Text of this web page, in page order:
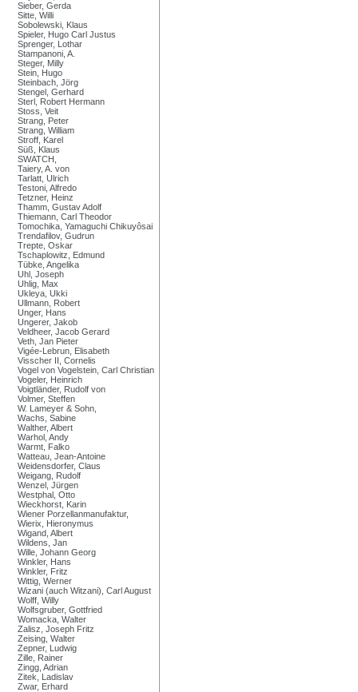
Sieber, Gerda
Sitte, Willi
Sobolewski, Klaus
Spieler, Hugo Carl Justus
Sprenger, Lothar
Stampanoni, A.
Steger, Milly
Stein, Hugo
Steinbach, Jörg
Stengel, Gerhard
Sterl, Robert Hermann
Stoss, Veit
Strang, Peter
Strang, William
Stroff, Karel
Süß, Klaus
SWATCH,
Taiery, A. von
Tarlatt, Ulrich
Testoni, Alfredo
Tetzner, Heinz
Thamm, Gustav Adolf
Thiemann, Carl Theodor
Tomochika, Yamaguchi Chikuyôsai
Trendafilov, Gudrun
Trepte, Oskar
Tschaplowitz, Edmund
Tübke, Angelika
Uhl, Joseph
Uhlig, Max
Ukleya, Ukki
Ullmann, Robert
Unger, Hans
Ungerer, Jakob
Veldheer, Jacob Gerard
Veth, Jan Pieter
Vigée-Lebrun, Elisabeth
Visscher II, Cornelis
Vogel von Vogelstein, Carl Christian
Vogeler, Heinrich
Voigtländer, Rudolf von
Volmer, Steffen
W. Lameyer & Sohn,
Wachs, Sabine
Walther, Albert
Warhol, Andy
Warmt, Falko
Watteau, Jean-Antoine
Weidensdorfer, Claus
Weigang, Rudolf
Wenzel, Jürgen
Westphal, Otto
Wieckhorst, Karin
Wiener Porzellanmanufaktur,
Wierix, Hieronymus
Wigand, Albert
Wildens, Jan
Wille, Johann Georg
Winkler, Hans
Winkler, Fritz
Wittig, Werner
Wizani (auch Witzani), Carl August
Wolff, Willy
Wolfsgruber, Gottfried
Womacka, Walter
Zalisz, Joseph Fritz
Zeising, Walter
Zepner, Ludwig
Zille, Rainer
Zingg, Adrian
Zitek, Ladislav
Zwar, Erhard